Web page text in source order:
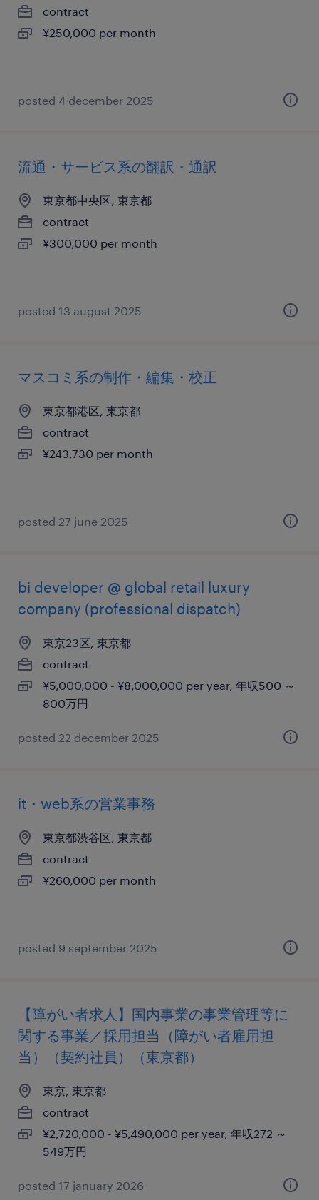
contract
¥250,000 per month
posted 4 december 2025
流通・サービス系の翻訳・通訳
東京都中央区, 東京都
contract
¥300,000 per month
posted 13 august 2025
マスコミ系の制作・編集・校正
東京都港区, 東京都
contract
¥243,730 per month
posted 27 june 2025
bi developer @ global retail luxury
company (professional dispatch)
東京23区, 東京都
contract
¥5,000,000 - ¥8,000,000 per year, 年収500 ～
800万円
posted 22 december 2025
it・web系の営業事務
東京都渋谷区, 東京都
contract
¥260,000 per month
posted 9 september 2025
【障がい者求人】国内事業の事業管理等に
関する事業／採用担当（障がい者雇用担
当）（契約社員）（東京都）
東京, 東京都
contract
¥2,720,000 - ¥5,490,000 per year, 年収272 ～
549万円
posted 17 january 2026